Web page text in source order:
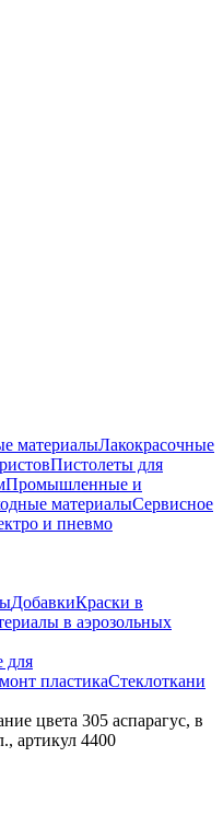
материалыЛакокрасочные
Пистолеты для
Промышленные и
материалыСервисное
и пневмо
ДобавкиКраски в
в аэрозольных
для
пластикаСтеклоткани
цвета 305 аспарагус, в
артикул 4400